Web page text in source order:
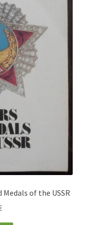
Medals of the USSR